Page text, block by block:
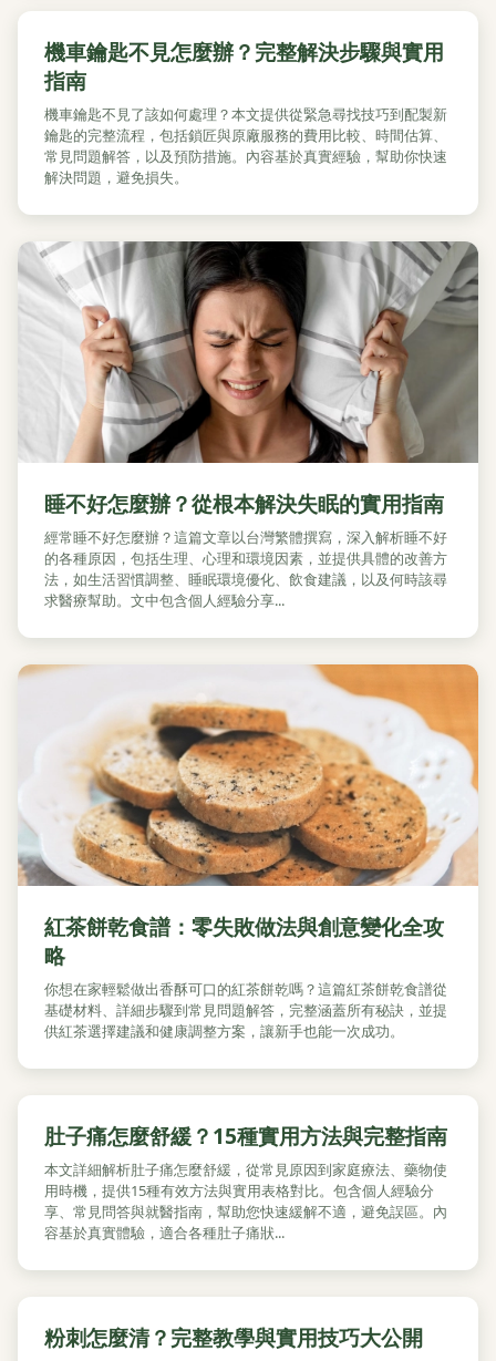
機車鑰匙不見怎麼辦？完整解決步驟與實用
指南
機車鑰匙不見了該如何處理？本文提供從緊急尋找技巧到配製新
鑰匙的完整流程，包括鎖匠與原廠服務的費用比較、時間估算、
常見問題解答，以及預防措施。內容基於真實經驗，幫助你快速
解決問題，避免損失。
睡不好怎麼辦？從根本解決失眠的實用指南
經常睡不好怎麼辦？這篇文章以台灣繁體撰寫，深入解析睡不好
的各種原因，包括生理、心理和環境因素，並提供具體的改善方
法，如生活習慣調整、睡眠環境優化、飲食建議，以及何時該尋
求醫療幫助。文中包含個人經驗分享...
紅茶餅乾食譜：零失敗做法與創意變化全攻
略
你想在家輕鬆做出香酥可口的紅茶餅乾嗎？這篇紅茶餅乾食譜從
基礎材料、詳細步驟到常見問題解答，完整涵蓋所有秘訣，並提
供紅茶選擇建議和健康調整方案，讓新手也能一次成功。
肚子痛怎麼舒緩？15種實用方法與完整指南
本文詳細解析肚子痛怎麼舒緩，從常見原因到家庭療法、藥物使
用時機，提供15種有效方法與實用表格對比。包含個人經驗分
享、常見問答與就醫指南，幫助您快速緩解不適，避免誤區。內
容基於真實體驗，適合各種肚子痛狀...
粉刺怎麼清？完整教學與實用技巧大公開